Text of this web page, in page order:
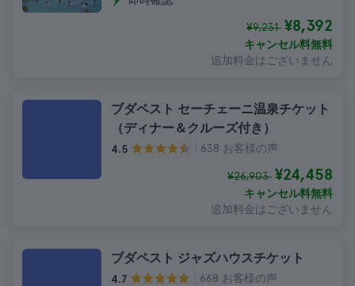
¥9,231 ¥8,392
キャンセル料無料
追加料金はございません
ブダペスト セーチェーニ温泉チケット
（ディナー＆クルーズ付き）
4.5 638 お客様の声
¥26,903 ¥24,458
キャンセル料無料
追加料金はございません
ブダペスト ジャズハウスチケット
4.7
668 お客様の声